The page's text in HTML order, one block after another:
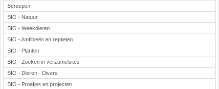
Onderbouw PO
Pasen
Voetbal
Beroepen
BIO - Natuur
BIO - Weekdieren
BIO - Amfibieën en reptielen
BIO - Planten
BIO - Zoeken in verzamelsites
BIO - Dieren - Divers
BIO - Proefjes en projecten